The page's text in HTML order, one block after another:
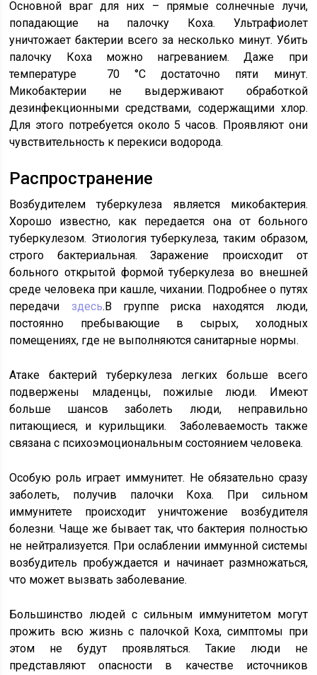
Основной враг для них – прямые солнечные лучи,
попадающие на палочку Коха. Ультрафиолет
уничтожает бактерии всего за несколько минут. Убить
палочку Коха можно нагреванием. Даже при
температуре 70 °C достаточно пяти минут.
Микобактерии не выдерживают обработкой
дезинфекционными средствами, содержащими хлор.
Для этого потребуется около 5 часов. Проявляют они
чувствительность к перекиси водорода.
Распространение
Возбудителем туберкулеза является микобактерия.
Хорошо известно, как передается она от больного
туберкулезом. Этиология туберкулеза, таким образом,
строго бактериальная. Заражение происходит от
больного открытой формой туберкулеза во внешней
среде человека при кашле, чихании. Подробнее о путях
передачи здесь.В группе риска находятся люди,
постоянно пребывающие в сырых, холодных
помещениях, где не выполняются санитарные нормы.
Атаке бактерий туберкулеза легких больше всего
подвержены младенцы, пожилые люди. Имеют
больше шансов заболеть люди, неправильно
питающиеся, и курильщики. Заболеваемость также
связана с психоэмоциональным состоянием человека.
Особую роль играет иммунитет. Не обязательно сразу
заболеть, получив палочки Коха. При сильном
иммунитете происходит уничтожение возбудителя
болезни. Чаще же бывает так, что бактерия полностью
не нейтрализуется. При ослаблении иммунной системы
возбудитель пробуждается и начинает размножаться,
что может вызвать заболевание.
Большинство людей с сильным иммунитетом могут
прожить всю жизнь с палочкой Коха, симптомы при
этом не будут проявляться. Такие люди не
представляют опасности в качестве источников